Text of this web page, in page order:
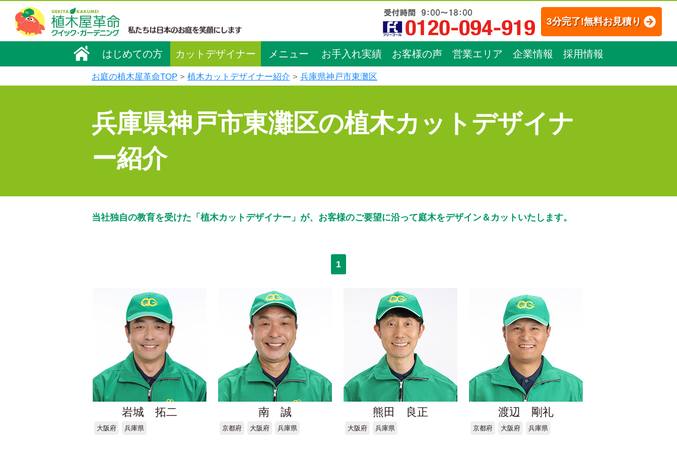
3分完了!無料お見積り
はじめての方 カットデザイナー メニュー お手入れ実績 お客様の声 営業エリア 企業情報 採用情報
お庭の植木屋革命TOP 植木カットデザイナー紹介 兵庫県神戸市東灘区
兵庫県神戸市東灘区の植木カットデザイナ
ー紹介
当社独自の教育を受けた「植木カットデザイナー」が、お客様のご要望に沿って庭木をデザイン＆カットいたします。
1
岩城 拓二
大阪府 兵庫県
南 誠
京都府 大阪府 兵庫県
熊田 良正
大阪府 兵庫県
渡辺 剛礼
京都府 大阪府 兵庫県